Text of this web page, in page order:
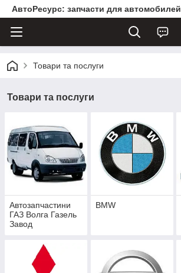
АвтоРесурс: запчасти для автомобилей
Товари та послуги
Товари та послуги
Автозапчастини
ГАЗ Волга Газель
Завод
BMW